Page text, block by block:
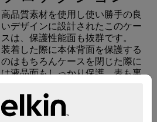
高品質素材を使用し使い勝手の良
いデザインに設計されたこのケー
スは、保護性能面も抜群です。
装着した際に本体背面を保護する
のはもちろんケースを閉じた際に
は液晶面もしっかり保護、表も裏
カバーです。